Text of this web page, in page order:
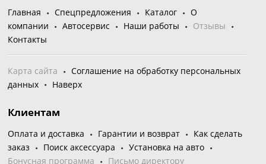
Главная Спецпредложения Каталог
О
компании
Автосервис Наши работы
Отзывы
Контакты
Карта сайта
Соглашение на обработку персональных
данных
Наверх
Клиентам
Оплата и доставка Гарантии и возврат
Как сделать
заказ
Поиск аксессуара
Установка на авто
Бонусная программа
Письмо директору